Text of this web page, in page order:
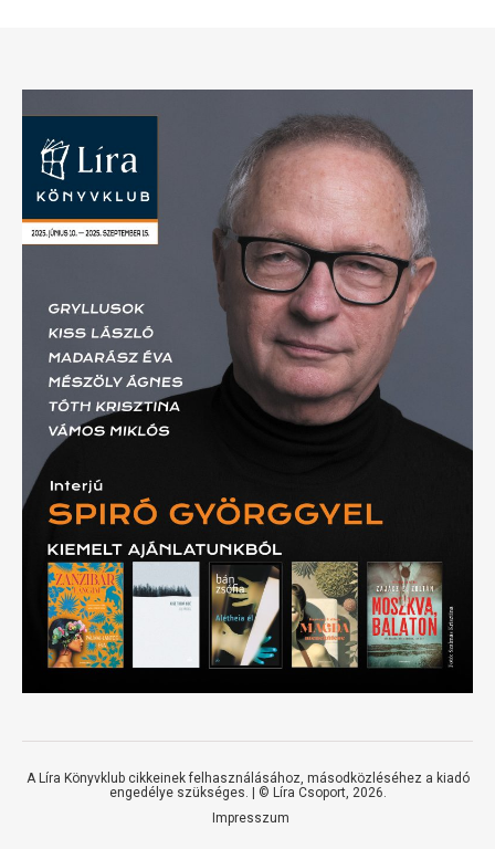
A Líra Könyvklub cikkeinek felhasználásához, másodközléséhez a kiadó
engedélye szükséges. | © Líra Csoport, 2026.
Impresszum